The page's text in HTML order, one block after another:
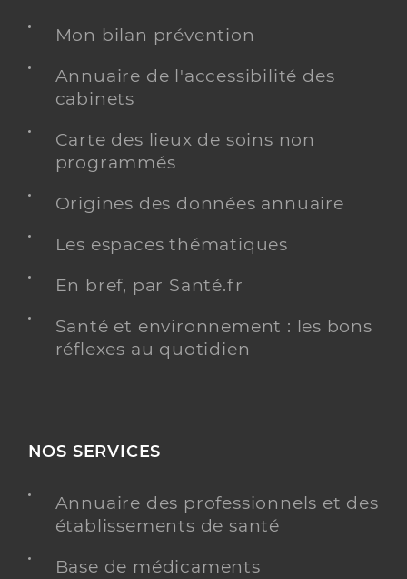
Mon bilan prévention
Annuaire de l'accessibilité des
cabinets
Carte des lieux de soins non
programmés
Origines des données annuaire
Les espaces thématiques
En bref, par Santé.fr
Santé et environnement : les bons
réflexes au quotidien
NOS SERVICES
Annuaire des professionnels et des
établissements de santé
Base de médicaments